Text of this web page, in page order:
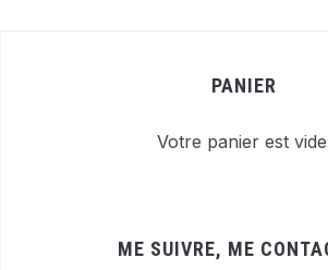
PANIER
Votre panier est
ME SUIVRE, ME